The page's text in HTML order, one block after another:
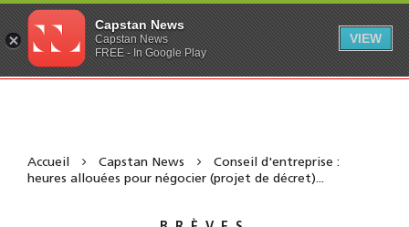
Accueil Capstan News
Conseil d'entreprise :
heures allouées pour négocier (projet de décret)...
Capstan News
Capstan News
FREE - In Google Play
VIEW